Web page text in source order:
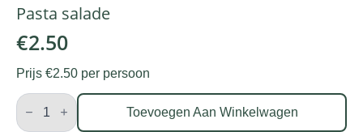
Pasta salade
€2.50
Prijs €2.50 per persoon
Pasta
salade
aantal
Toevoegen Aan Winkelwagen